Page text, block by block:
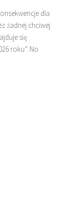
dla
żadnej chciwej
się
roku”. No